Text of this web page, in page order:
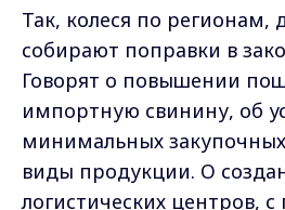
Так, колеся по регионам,
собирают поправки в
Говорят о повышении
импортную свинину, об
минимальных
виды продукции. О
логистических центров,